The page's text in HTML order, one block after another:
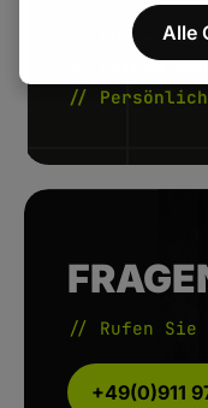
// Kurze
// Extrem
//
// Rufen Sie
+49(0)911
Alle